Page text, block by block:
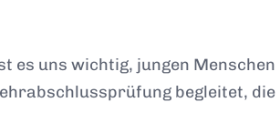
uns wichtig, jungen
begleitet,